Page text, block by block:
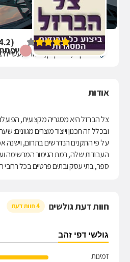
ייפתח
צל הברזל (
האופן 5, אשקלון, אזור תעשייה צפוני
אודות
צל הברזל היא מסגריה מקצועית,
ובכלל זה תכנון וייצור מוצרים
על פי התקנים הנדרשים בתחום, וישנה
העבודות שלה, רמת הגימור המרשימה
ספר, בתי עסק ובתים פרטיים בכל רחבי
חוות דעת גולשים 4 חוות דעת
גולשי דפי זהב
זמינות